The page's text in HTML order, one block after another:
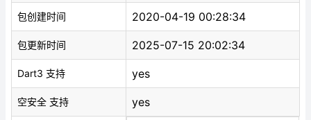
包创建时间 2020-04-19 00:28:34
包更新时间 2025-07-15 20:02:34
Dart3 支持 yes
空安全 支持 yes